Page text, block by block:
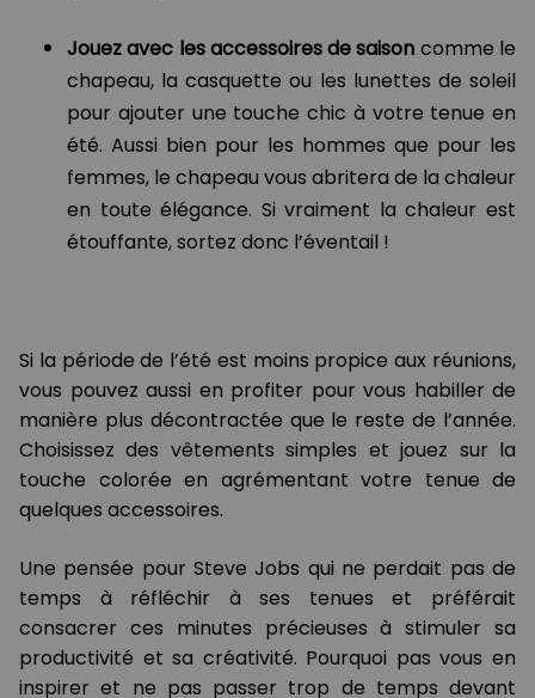
Jouez avec les accessoires de saison comme le
chapeau, la casquette ou les lunettes de soleil
pour ajouter une touche chic à votre tenue en
été. Aussi bien pour les hommes que pour les
femmes, le chapeau vous abritera de la chaleur
en toute élégance. Si vraiment la chaleur est
étouffante, sortez donc l’éventail !
Si la période de l’été est moins propice aux réunions,
vous pouvez aussi en profiter pour vous habiller de
manière plus décontractée que le reste de l’année.
Choisissez des vêtements simples et jouez sur la
touche colorée en agrémentant votre tenue de
quelques accessoires.
Une pensée pour Steve Jobs qui ne perdait pas de
temps à réfléchir à ses tenues et préférait
consacrer ces minutes précieuses à stimuler sa
productivité et sa créativité. Pourquoi pas vous en
inspirer et ne pas passer trop de temps devant